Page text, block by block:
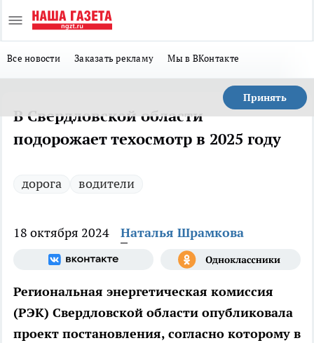
Все новости Заказать рекламу Мы в ВКонтакте
Принять
В Свердловской области
подорожает техосмотр в 2025 году
дорога водители
18 октября 2024 Наталья Шрамкова
Региональная энергетическая комиссия
(РЭК) Свердловской области опубликовала
проект постановления, согласно которому в